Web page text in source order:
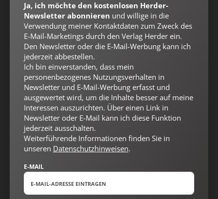
Nach oben
Ja, ich möchte den kostenlosen Herder-
Newsletter abonnieren und willige in die
Verwendung meiner Kontaktdaten zum Zweck des
E-Mail-Marketings durch den Verlag Herder ein.
Den Newsletter oder die E-Mail-Werbung kann ich
jederzeit abbestellen.
Ich bin einverstanden, dass mein
personenbezogenes Nutzungsverhalten in
Newsletter und E-Mail-Werbung erfasst und
ausgewertet wird, um die Inhalte besser auf meine
Interessen auszurichten. Über einen Link in
Newsletter oder E-Mail kann ich diese Funktion
jederzeit ausschalten.
Weiterführende Informationen finden Sie in
unseren Datenschutzhinweisen.
E-MAIL